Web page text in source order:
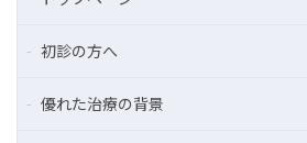
初診の方へ
優れた治療の背景